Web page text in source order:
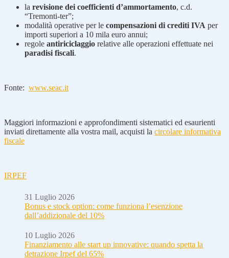
la revisione dei coefficienti d’ammortamento, c.d.
“Tremonti-ter”;
modalità operative per le compensazioni di crediti IVA per
importi superiori a 10 mila euro annui;
regole antiriciclaggio relative alle operazioni effettuate nei
paradisi fiscali.
Fonte: www.seac.it
Maggiori informazioni e approfondimenti sistematici ed esaurienti
inviati direttamente alla vostra mail, acquisti la circolare informativa
fiscale
IRPEF
31 Luglio 2026
Bonus e stock option: come funziona l’esenzione
dall’addizionale del 10%
10 Luglio 2026
Finanziamento alle start up innovative: quando spetta la
detrazione Irpef del 65%